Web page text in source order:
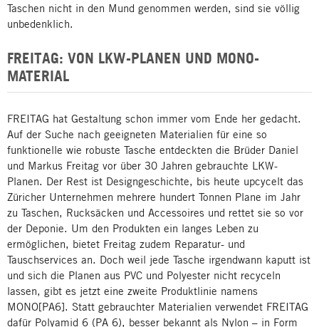
Taschen nicht in den Mund genommen werden, sind sie völlig
unbedenklich.
FREITAG: VON LKW-PLANEN UND MONO-
MATERIAL
FREITAG hat Gestaltung schon immer vom Ende her gedacht.
Auf der Suche nach geeigneten Materialien für eine so
funktionelle wie robuste Tasche entdeckten die Brüder Daniel
und Markus Freitag vor über 30 Jahren gebrauchte LKW-
Planen. Der Rest ist Designgeschichte, bis heute upcycelt das
Züricher Unternehmen mehrere hundert Tonnen Plane im Jahr
zu Taschen, Rucksäcken und Accessoires und rettet sie so vor
der Deponie. Um den Produkten ein langes Leben zu
ermöglichen, bietet Freitag zudem Reparatur- und
Tauschservices an. Doch weil jede Tasche irgendwann kaputt ist
und sich die Planen aus PVC und Polyester nicht recyceln
lassen, gibt es jetzt eine zweite Produktlinie namens
MONO[PA6]. Statt gebrauchter Materialien verwendet FREITAG
dafür Polyamid 6 (PA 6), besser bekannt als Nylon – in Form